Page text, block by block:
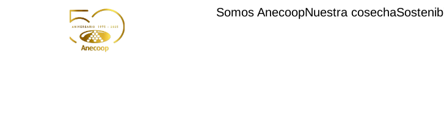
Somos AnecoopNuestra cosecha